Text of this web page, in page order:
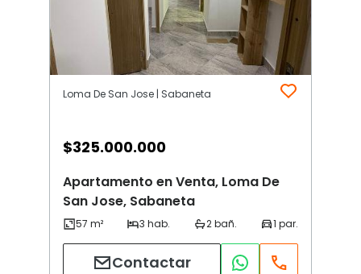
Loma De San Jose | Sabaneta
$325.000.000
Apartamento en Venta, Loma De
San Jose, Sabaneta
Contactar